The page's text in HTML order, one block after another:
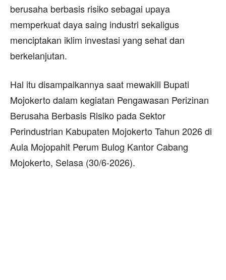
berusaha berbasis risiko sebagai upaya
memperkuat daya saing industri sekaligus
menciptakan iklim investasi yang sehat dan
berkelanjutan.
Hal itu disampaikannya saat mewakili Bupati
Mojokerto dalam kegiatan Pengawasan Perizinan
Berusaha Berbasis Risiko pada Sektor
Perindustrian Kabupaten Mojokerto Tahun 2026 di
Aula Mojopahit Perum Bulog Kantor Cabang
Mojokerto, Selasa (30/6-2026).